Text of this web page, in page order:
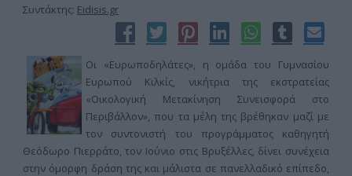
Συντάκτης: Eidisis.gr
Οι «Ευρωποδηλάτες», η ομάδα του Γυμνασίου
Ευρωπού Κιλκίς, νικήτρια της εκστρατείας
«Οικολογική Μετακίνηση Συνεισφορά στο
Περιβάλλον», που τα μέλη της βρέθηκαν μαζί με
τον συντονιστή του προγράμματος καθηγητή
Θεόδωρο Πιερράτο, τον Ιούνιο στις Βρυξέλλες, δίνει συνέχεια
στην όμορφη δράση της και μάλιστα σε πανελλαδικό επίπεδο,